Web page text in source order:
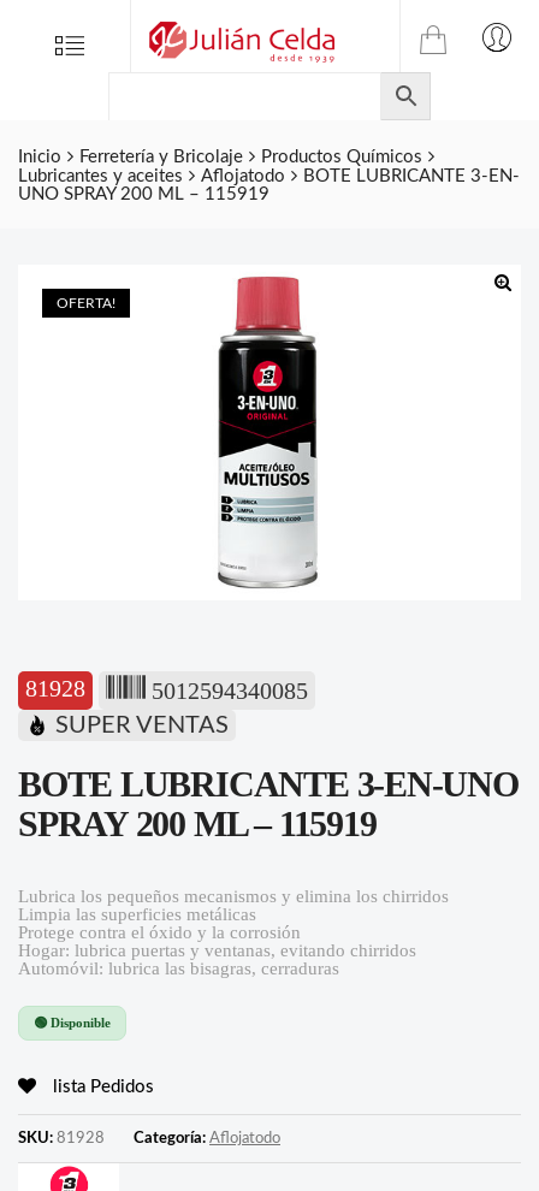
Menu
TIENDA
ONLINE
DE
JULIAN
CELDA
Inicio Ferretería y Bricolaje
Productos Químicos
Lubricantes y aceites
Aflojatodo
BOTE LUBRICANTE 3-EN-
UNO SPRAY 200 ML – 115919
OFERTA!
81928 5012594340085
SUPER VENTAS
BOTE LUBRICANTE 3-EN-UNO
SPRAY 200 ML – 115919
Lubrica los pequeños mecanismos y elimina los chirridos
Limpia las superficies metálicas
Protege contra el óxido y la corrosión
Hogar: lubrica puertas y ventanas, evitando chirridos
Automóvil: lubrica las bisagras, cerraduras
🟢 Disponible
lista Pedidos
SKU: 81928 Categoría: Aflojatodo
Folletos
Contacto